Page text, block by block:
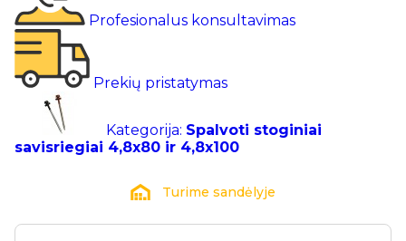
Profesionalus konsultavimas
Prekių pristatymas
Kategorija: Spalvoti stoginiai
savisriegiai 4,8x80 ir 4,8x100
Turime sandėlyje